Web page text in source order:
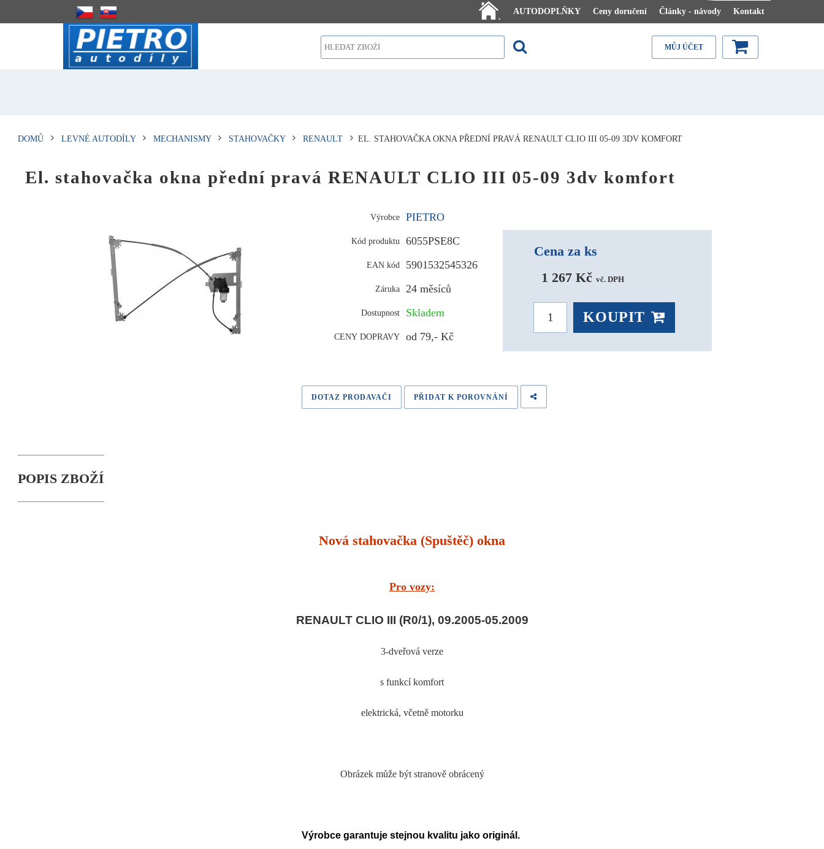
.
AUTODOPLŇKY Ceny doručení Články - návody Kontakt
MŮJ ÚČET
DOMŮ LEVNÉ AUTODÍLY MECHANISMY STAHOVAČKY RENAULT EL. STAHOVAČKA OKNA PŘEDNÍ PRAVÁ RENAULT CLIO III 05-09 3DV KOMFORT
El. stahovačka okna přední pravá RENAULT CLIO III 05-09 3dv komfort
Výrobce PIETRO
Kód produktu 6055PSE8C
EAN kód 5901532545326
Záruka 24 měsíců
Dostupnost Skladem
CENY DOPRAVY od 79,- Kč
Cena za ks
1 267 Kč vč. DPH
KOUPIT
DOTAZ PRODAVAČI PŘIDAT K POROVNÁNÍ
POPIS ZBOŽÍ
Nová stahovačka (Spuštěč) okna
Pro vozy:
RENAULT CLIO III (R0/1), 09.2005-05.2009
3-dveřová verze
s funkcí komfort
elektrická, včetně motorku
Obrázek může být stranově obrácený
Výrobce garantuje stejnou kvalitu jako originál.